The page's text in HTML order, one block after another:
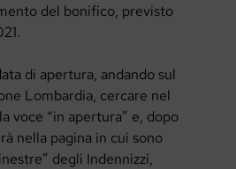
del bonifico, previsto
di apertura, andando sul
Lombardia, cercare nel
voce “in apertura” e, dopo
nella pagina in cui sono
degli Indennizzi,